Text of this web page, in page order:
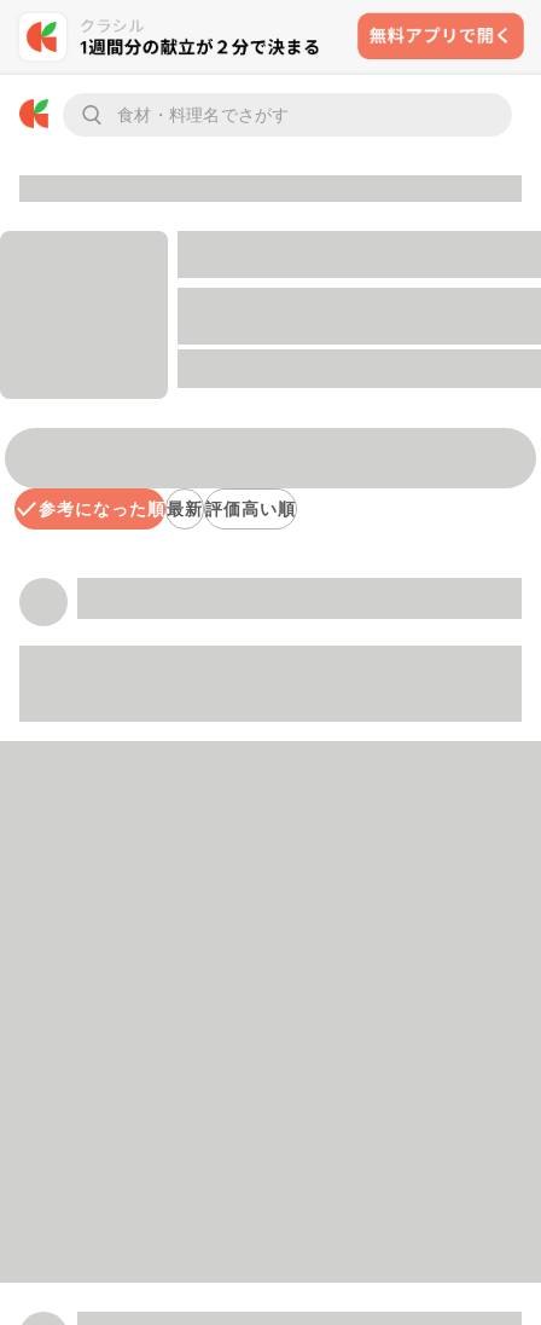
参考になった順最新評価高い順